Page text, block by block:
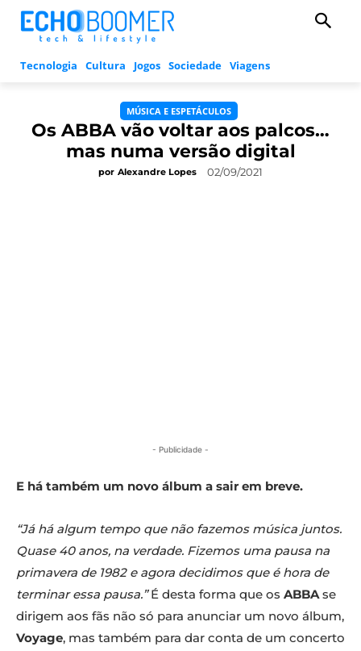
Tecnologia Cultura Jogos Sociedade Viagens
MÚSICA E ESPETÁCULOS
Os ABBA vão voltar aos palcos…
mas numa versão digital
por Alexandre Lopes 02/09/2021
- Publicidade -
E há também um novo álbum a sair em breve.
“Já há algum tempo que não fazemos música juntos.
Quase 40 anos, na verdade. Fizemos uma pausa na
primavera de 1982 e agora decidimos que é hora de
terminar essa pausa.”É desta forma que os ABBAse
dirigem aos fãs não só para anunciar um novo álbum,
Voyage, mas também para dar conta de um concerto